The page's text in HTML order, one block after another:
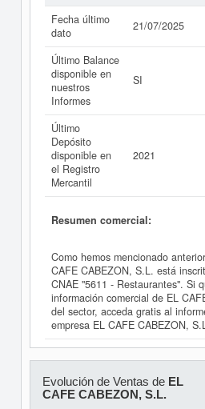
Fecha último
dato
21/07/2025
Último Balance
disponible en
nuestros
Informes
SI
Último
Depósito
disponible en
el Registro
Mercantil
2021
Resumen comercial:
Como hemos mencionado
CAFE CABEZON, S.L. está
CNAE "5611 - Restaurantes". Si
información comercial de EL
del sector, acceda gratis al
empresa EL CAFE CABEZON,
Evolución de Ventas de EL
CAFE CABEZON, S.L.